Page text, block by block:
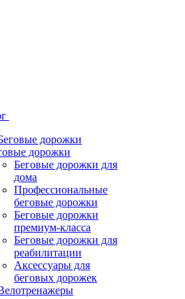
дорожки
Беговые дорожки для
дома
Профессиональные
беговые дорожки
Беговые дорожки
премиум-класса
Беговые дорожки для
реабилитации
Аксессуары для
беговых дорожек